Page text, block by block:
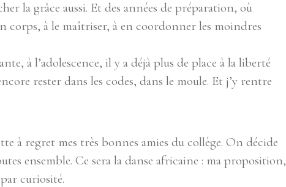
la grâce aussi. Et des années de préparation, où
corps, à le maîtriser, à en coordonner les moindres
à l’adolescence, il y a déjà plus de place à la liberté
rester dans les codes, dans le moule. Et j’y rentre
à regret mes très bonnes amies du collège. On décide
ensemble. Ce sera la danse africaine : ma proposition,
curiosité.